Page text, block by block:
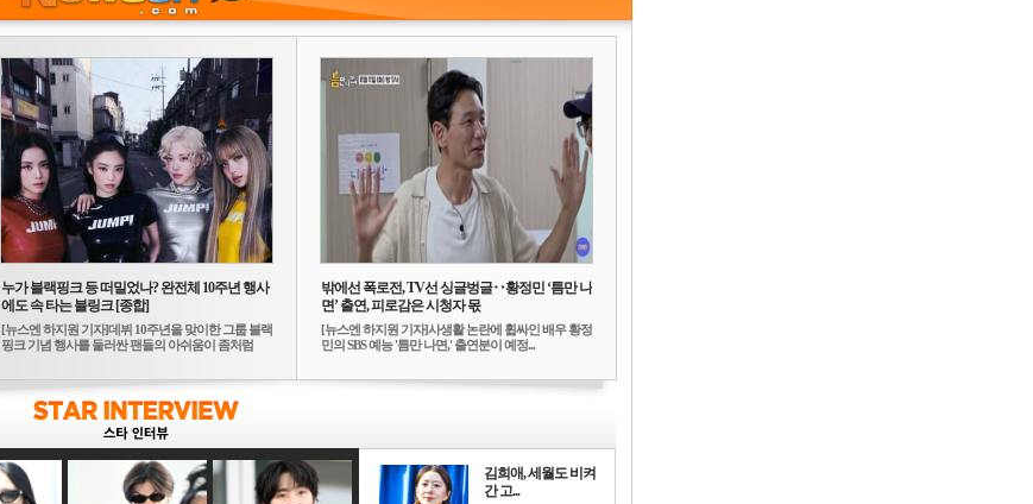
누가 블랙핑크 등 떠밀었나? 완전체 10주년 행사
에도 속 타는 블링크 [종합]
[뉴스엔 하지원 기자]데뷔 10주년을 맞이한 그룹 블랙
핑크 기념 행사를 둘러싼 팬들의 아쉬움이 좀처럼
밖에선 폭로전, TV선 싱글벙글‥황정민 ‘틈만 나
면’ 출연, 피로감은 시청자 몫
[뉴스엔 하지원 기자]사생활 논란에 휩싸인 배우 황정
민의 SBS 예능 '틈만 나면,' 출연분이 예정...
김희애, 세월도 비켜
간 고...